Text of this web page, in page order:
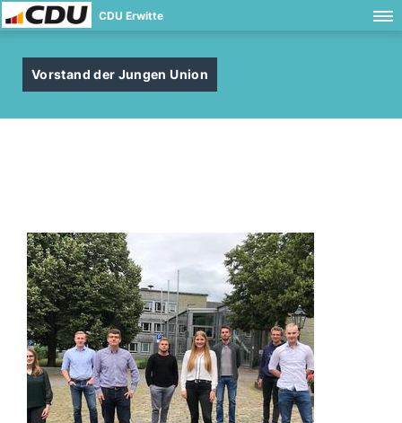
CDU Erwitte
Vorstand der Jungen Union